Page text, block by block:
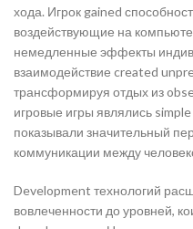
хода. Игрок gained
воздействующие на
немедленные эффекты
взаимодействие created
трансформируя отдых из
игровые игры являлись
показывали значительный
коммуникации между
Development технологий
вовлеченности до уровней,